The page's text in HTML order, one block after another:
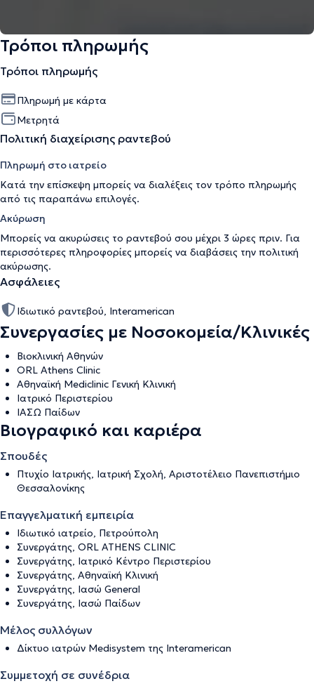
Τρόποι πληρωμής
Τρόποι πληρωμής
Πληρωμή με κάρτα
Μετρητά
Πολιτική διαχείρισης ραντεβού
Πληρωμή στο ιατρείο
Κατά την επίσκεψη μπορείς να διαλέξεις τον τρόπο πληρωμής
από τις παραπάνω επιλογές.
Ακύρωση
Μπορείς να ακυρώσεις το ραντεβού σου μέχρι 3 ώρες πριν. Για
περισσότερες πληροφορίες μπορείς να διαβάσεις την πολιτική
ακύρωσης.
Ασφάλειες
Ιδιωτικό ραντεβού, Interamerican
Συνεργασίες με Νοσοκομεία/Κλινικές
Βιοκλινική Αθηνών
ORL Αthens Clinic
Αθηναϊκή Mediclinic Γενική Κλινική
Ιατρικό Περιστερίου
ΙΑΣΩ Παίδων
Βιογραφικό και καριέρα
Σπουδές
Πτυχίο Ιατρικής, Ιατρική Σχολή, Αριστοτέλειο Πανεπιστήμιο
Θεσσαλονίκης
Επαγγελματική εμπειρία
Ιδιωτικό ιατρείο, Πετρούπολη
Συνεργάτης, ΟRL ATHENS CLINIC
Συνεργάτης, Ιατρικό Κέντρο Περιστερίου
Συνεργάτης, Αθηναϊκή Κλινική
Συνεργάτης, Ιασώ General
Συνεργάτης, Ιασώ Παίδων
Μέλος συλλόγων
Δίκτυο ιατρών Medisystem της Interamerican
Συμμετοχή σε συνέδρια